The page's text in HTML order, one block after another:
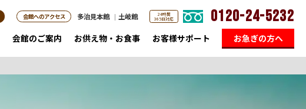
会館へのアクセス 多治見本館 土岐館
24時間
365日対応
0120-24-5232
会館のご案内 お供え物・お食事 お客様サポート お急ぎの方へ